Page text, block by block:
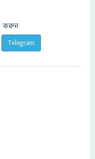
করুন
Telegram